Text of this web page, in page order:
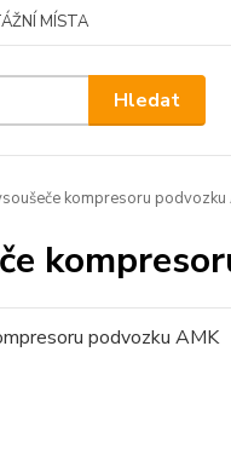
MÍSTA
Hledat
kompresoru podvozku